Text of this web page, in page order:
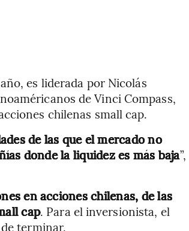
es liderada por Nicolás
de Vinci Compass,
chilenas small cap.
de las que el mercado no
donde la liquidez es más baja”,
en acciones chilenas, de las
cap. Para el inversionista, el
terminar.